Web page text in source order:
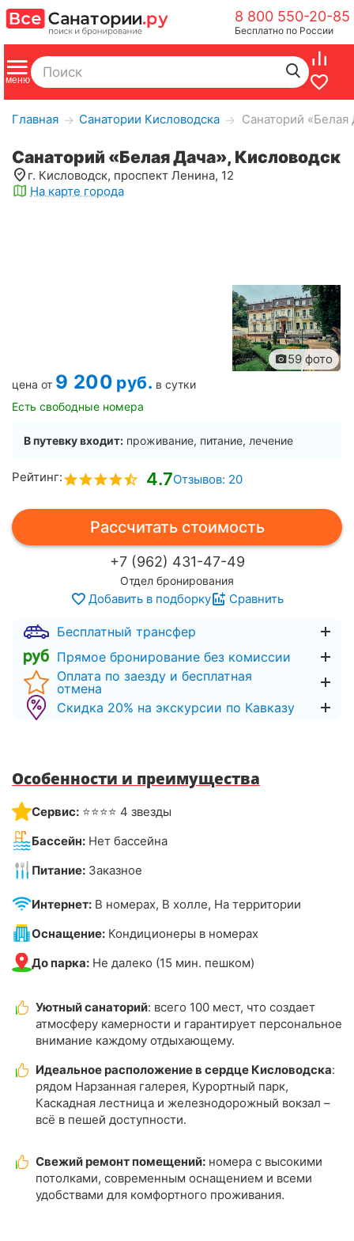
8 800 550-20-85
Бесплатно по России
Главная → Санатории Кисловодска → Санаторий «Белая
Санаторий «Белая Дача», Кисловодск
г. Кисловодск, проспект Ленина, 12
На карте города
59 фото
цена от 9 200 руб. в сутки
Есть свободные номера
В путевку входит: проживание, питание, лечение
Рейтинг: 4.7Отзывов: 20
Рассчитать стоимость
+7 (962) 431-47-49
Отдел бронирования
Добавить в подборку Сравнить
Бесплатный трансфер
Прямое бронирование без комиссии
Оплата по заезду и бесплатная
отмена
Скидка 20% на экскурсии по Кавказу
Особенности и преимущества
Сервис: ⭐⭐⭐⭐ 4 звезды
Бассейн: Нет бассейна
Питание: Заказное
Интернет: В номерах, В холле, На территории
Оснащение: Кондиционеры в номерах
До парка: Не далеко (15 мин. пешком)
Уютный санаторий: всего 100 мест, что создает
атмосферу камерности и гарантирует персональное
внимание каждому отдыхающему.
Идеальное расположение в сердце Кисловодска:
рядом Нарзанная галерея, Курортный парк,
Каскадная лестница и железнодорожный вокзал –
всё в пешей доступности.
Свежий ремонт помещений: номера с высокими
потолками, современным оснащением и всеми
удобствами для комфортного проживания.